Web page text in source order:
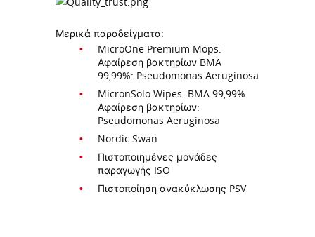
Μερικά παραδείγματα:
MicroOne Premium Mops:
Αφαίρεση βακτηρίων BMA
99,99%: Pseudomonas Aeruginosa
MicronSolo Wipes: BMA 99,99%
Αφαίρεση βακτηρίων:
Pseudomonas Aeruginosa
Nordic Swan
Πιστοποιημένες μονάδες
παραγωγής ISO
Πιστοποίηση ανακύκλωσης PSV